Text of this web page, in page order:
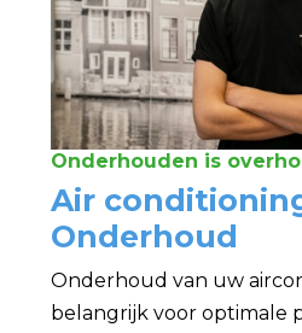
Onderhouden is
Air
Onderhoud
Onderhoud van uw
belangrijk voor optimale